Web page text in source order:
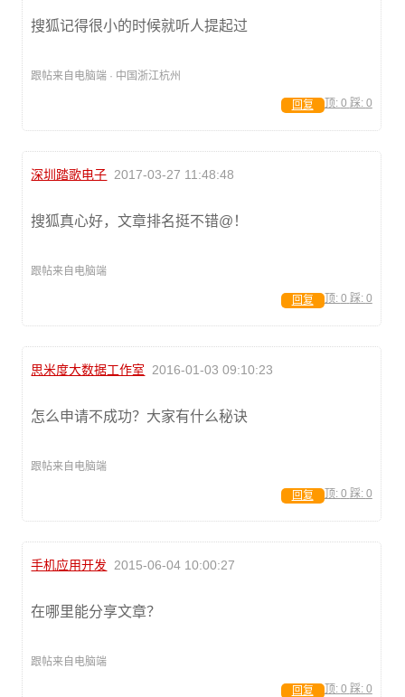
搜狐记得很小的时候就听人提起过
跟帖来自电脑端 · 中国浙江杭州
顶: 0 踩: 0
回复
深圳踏歌电子 2017-03-27 11:48:48
搜狐真心好，文章排名挺不错@！
跟帖来自电脑端
顶: 0 踩: 0
回复
思米度大数据工作室 2016-01-03 09:10:23
怎么申请不成功？大家有什么秘诀
跟帖来自电脑端
顶: 0 踩: 0
回复
手机应用开发 2015-06-04 10:00:27
在哪里能分享文章？
跟帖来自电脑端
顶: 0 踩: 0
回复